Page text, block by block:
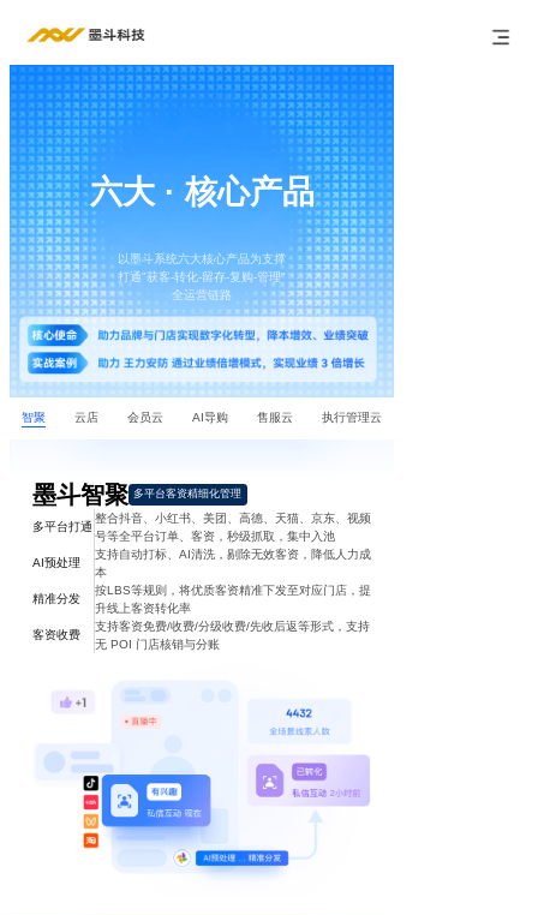
六大 · 核心产品
以墨斗系统六大核心产品为支撑
打通"获客-转化-留存-复购-管理"
全运营链路
智聚 云店 会员云 AI导购 售服云 执行管理云
墨斗智聚 多平台客资精细化管理
多平台打通
整合抖音、小红书、美团、高德、天猫、京东、视频
号等全平台订单、客资，秒级抓取，集中入池
AI预处理
支持自动打标、AI清洗，剔除无效客资，降低人力成
本
精准分发
按LBS等规则，将优质客资精准下发至对应门店，提
升线上客资转化率
客资收费
支持客资免费/收费/分级收费/先收后返等形式，支持
无 POI 门店核销与分账